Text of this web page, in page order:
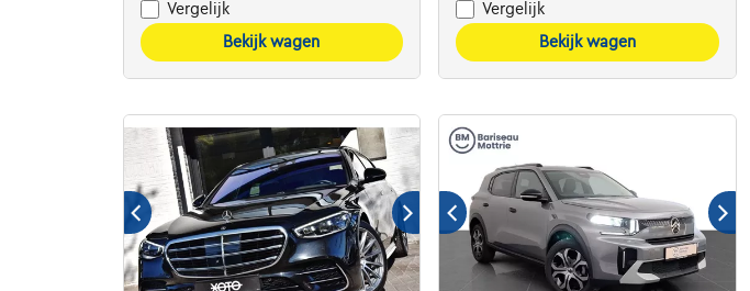
Vergelijk
Bekijk wagen
Vergelijk
Bekijk wagen